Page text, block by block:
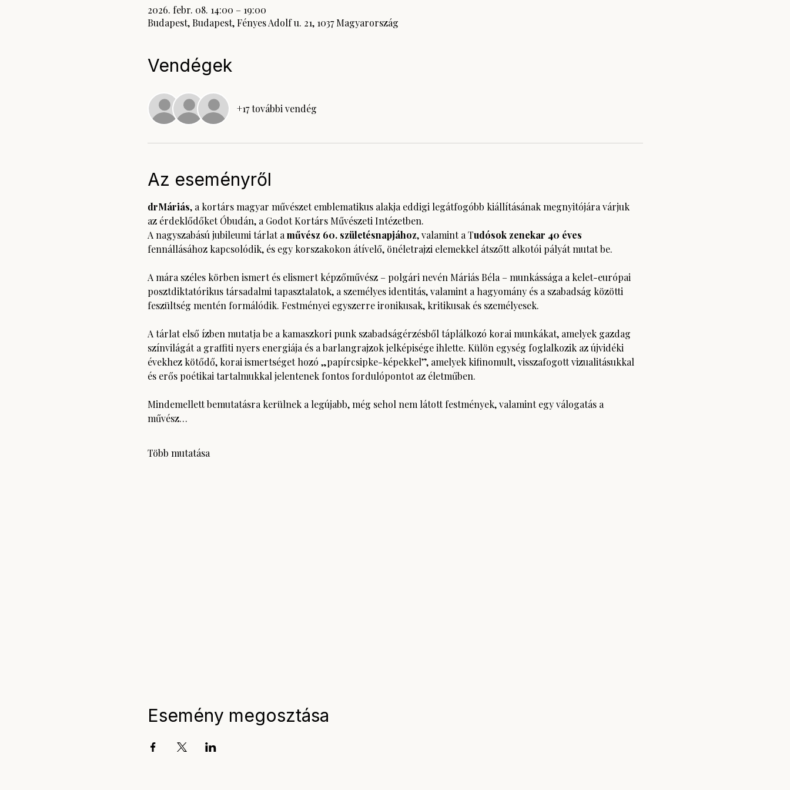
2026. febr. 08. 14:00 – 19:00
Budapest, Budapest, Fényes Adolf u. 21, 1037 Magyarország
Vendégek
+17 további vendég
Az eseményről
drMáriás, a kortárs magyar művészet emblematikus alakja eddigi legátfogóbb kiállításának megnyitójára várjuk
az érdeklődőket Óbudán, a Godot Kortárs Művészeti Intézetben.
A nagyszabású jubileumi tárlat a művész 60. születésnapjához, valamint a Tudósok zenekar 40 éves
fennállásához kapcsolódik, és egy korszakokon átívelő, önéletrajzi elemekkel átszőtt alkotói pályát mutat be.
A mára széles körben ismert és elismert képzőművész – polgári nevén Máriás Béla – munkássága a kelet-európai
posztdiktatórikus társadalmi tapasztalatok, a személyes identitás, valamint a hagyomány és a szabadság közötti
feszültség mentén formálódik. Festményei egyszerre ironikusak, kritikusak és személyesek.
A tárlat első ízben mutatja be a kamaszkori punk szabadságérzésből táplálkozó korai munkákat, amelyek gazdag
színvilágát a graffiti nyers energiája és a barlangrajzok jelképisége ihlette. Külön egység foglalkozik az újvidéki
évekhez kötődő, korai ismertséget hozó „papírcsipke-képekkel”, amelyek kifinomult, visszafogott vizualitásukkal
és erős poétikai tartalmukkal jelentenek fontos fordulópontot az életműben.
Mindemellett bemutatásra kerülnek a legújabb, még sehol nem látott festmények, valamint egy válogatás a
művész…
Több mutatása
Esemény megosztása